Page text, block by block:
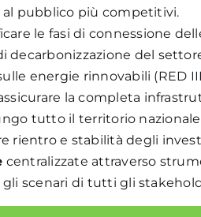
al pubblico più competitivi.
le fasi di connessione
decarbonizzazione del
energie rinnovabili (RED
la completa
tutto il territorio
rientro e stabilità degli
centralizzate attraverso
scenari di tutti gli